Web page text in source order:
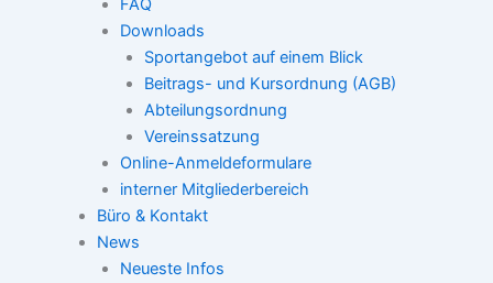
FAQ
Downloads
Sportangebot auf einem Blick
Beitrags- und Kursordnung (AGB)
Abteilungsordnung
Vereinssatzung
Online-Anmeldeformulare
interner Mitgliederbereich
Büro & Kontakt
News
Neueste Infos